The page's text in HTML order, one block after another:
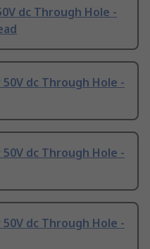
dc Through Hole -
dc Through Hole -
dc Through Hole -
dc Through Hole -